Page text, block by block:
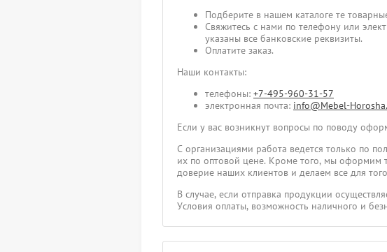
Подберите в нашем каталоге те
Свяжитесь с нами по телефону или
указаны все банковские реквизиты.
Оплатите заказ.
Наши контакты:
телефоны: +7-495-960-31-57
электронная почта: info@Mebel-
Если у вас возникнут вопросы по поводу
С организациями работа ведется только по
их по оптовой цене. Кроме того, мы оформим
доверие наших клиентов и делаем все для
В случае, если отправка продукции
Условия оплаты, возможность наличного и